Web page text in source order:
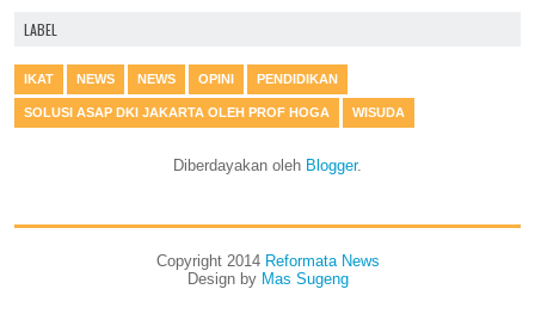
LABEL
IKAT NEWS NEWS OPINI PENDIDIKAN
SOLUSI ASAP DKI JAKARTA OLEH PROF HOGA WISUDA
Diberdayakan oleh Blogger.
Copyright 2014 Reformata News
Design by Mas Sugeng